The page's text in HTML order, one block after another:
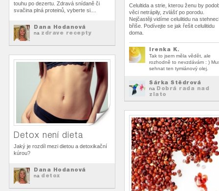
touhu po dezertu. Zdravá snídaně či
svačina plná proteinů, vyberte si....
Dana Hodanová
na zdrave recepty
Celultida a strie, kterou ženu by
věci netrápily, zvlášť po porodu.
Nejčastěji vidíme celulitidu na
břiše. Podívejte se jak řešit celulitidu
doma.
Irenka K.
Tak to jsem měla vědět, ale
rozhodně to nevzdávám : )
sehnat ten tymiánový olej.
Šárka Štědrová
na Dobrá rada nad
zlato
Detox není dieta
Jaký je rozdíl mezi dietou a detoxikační
kúrou?
Dana Hodanová
na detox